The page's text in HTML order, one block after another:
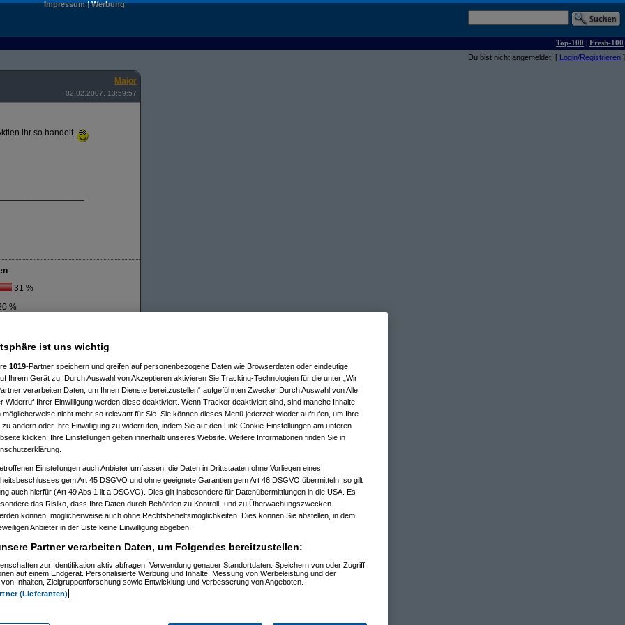
Impressum|Werbung
Top-100 | Fresh-100
Du bist nicht angemeldet. [ Login/Registrieren ]
Major
02.02.2007, 13:59:57
ihr so handelt.
31 %
%
ist uns wichtig
1019-Partner speichern und greifen auf personenbezogene Daten wie Browserdaten oder eindeutige
Ihrem Gerät zu. Durch Auswahl von Akzeptieren aktivieren Sie Tracking-Technologien für die unter „Wir
verarbeiten Daten, um Ihnen Dienste bereitzustellen“ aufgeführten Zwecke. Durch Auswahl von Alle
Widerruf Ihrer Einwilligung werden diese deaktiviert. Wenn Tracker deaktiviert sind, sind manche Inhalte
möglicherweise nicht mehr so relevant für Sie. Sie können dieses Menü jederzeit wieder aufrufen, um Ihre
zu ändern oder Ihre Einwilligung zu widerrufen, indem Sie auf den Link Cookie-Einstellungen am unteren
klicken. Ihre Einstellungen gelten innerhalb unseres Website. Weitere Informationen finden Sie in
Einstellungen auch Anbieter umfassen, die Daten in Drittstaaten ohne Vorliegen eines
gem Art 45 DSGVO und ohne geeignete Garantien gem Art 46 DSGVO übermitteln, so gilt
auch hierfür (Art 49 Abs 1 lit a DSGVO). Dies gilt insbesondere für Datenübermittlungen in die USA. Es
das Risiko, dass Ihre Daten durch Behörden zu Kontroll- und zu Überwachungszwecken
können, möglicherweise auch ohne Rechtsbehelfsmöglichkeiten. Dies können Sie abstellen, in dem
Anbieter in der Liste keine Einwilligung abgeben.
Partner verarbeiten Daten, um Folgendes bereitzustellen:
zur Identifikation aktiv abfragen. Verwendung genauer Standortdaten. Speichern von oder Zugriff
auf einem Endgerät. Personalisierte Werbung und Inhalte, Messung von Werbeleistung und der
Inhalten, Zielgruppenforschung sowie Entwicklung und Verbesserung von Angeboten.
(Lieferanten)